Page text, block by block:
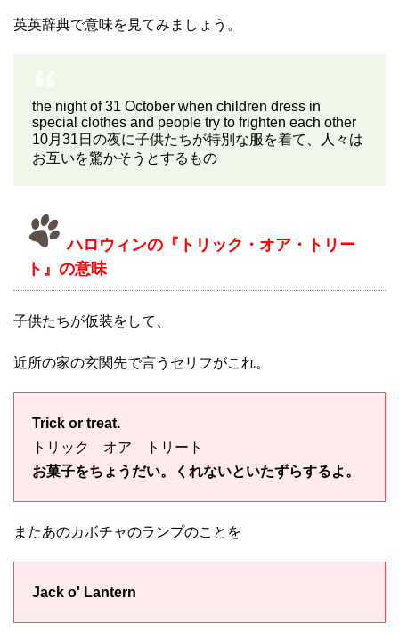
英英辞典で意味を見てみましょう。
the night of 31 October when children dress in
special clothes and people try to frighten each other
10月31日の夜に子供たちが特別な服を着て、人々は
お互いを驚かそうとするもの
ハロウィンの『トリック・オア・トリー
ト』の意味
子供たちが仮装をして、
近所の家の玄関先で言うセリフがこれ。
Trick or treat.
トリック オア トリート
お菓子をちょうだい。くれないといたずらするよ。
またあのカボチャのランプのことを
Jack o' Lantern